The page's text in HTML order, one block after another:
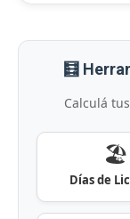
🧮
Calculá
🏖️
Días de